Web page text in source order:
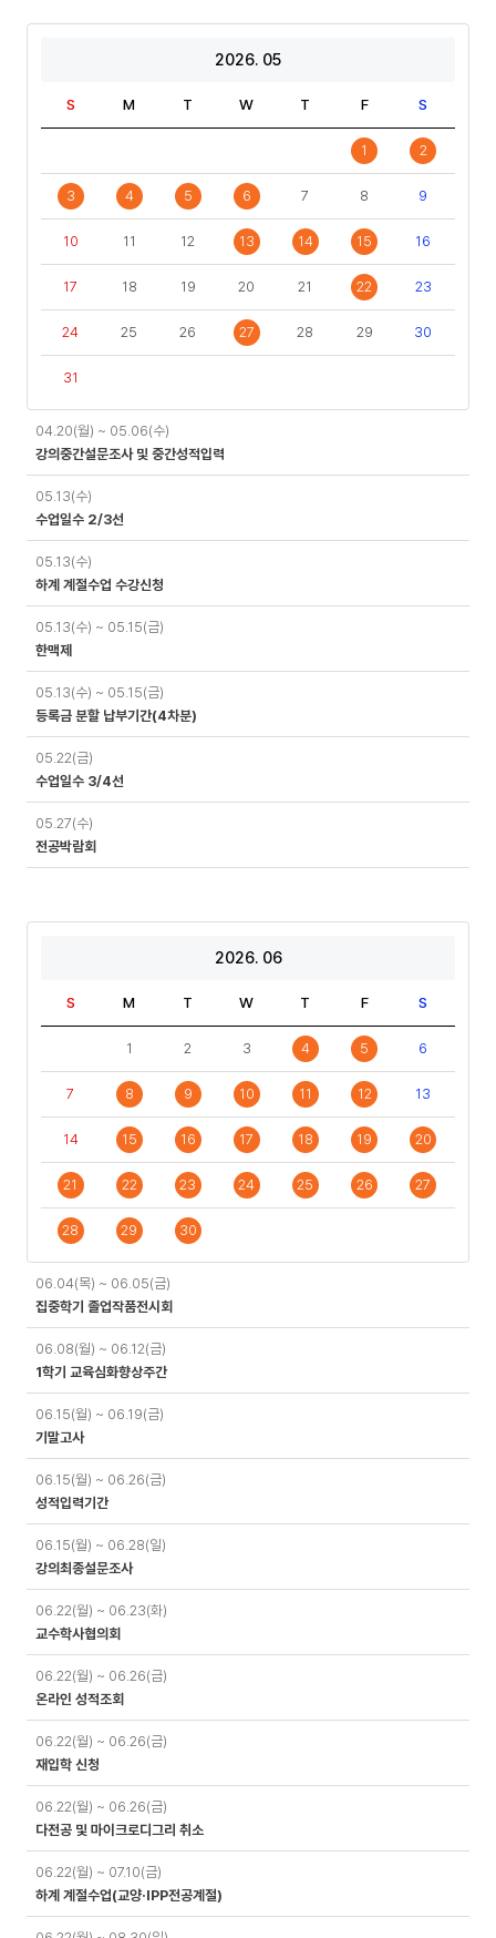
2026. 05
S M T W T F S
1 2
3 4 5 6 7 8 9
10 11 12 13 14 15 16
17 18 19 20 21 22 23
24 25 26 27 28 29 30
31
정
04.20(월) ~ 05.06(수)
강의중간설문조사 및 중간성적입력
05.13(수)
수업일수 2/3선
05.13(수)
하계 계절수업 수강신청
05.13(수) ~ 05.15(금)
한맥제
05.13(수) ~ 05.15(금)
등록금 분할 납부기간(4차분)
05.22(금)
수업일수 3/4선
05.27(수)
전공박람회
2026. 06
S M T W T F S
1 2 3 4 5 6
7 8 9 10 11 12 13
14 15 16 17 18 19 20
21 22 23 24 25 26 27
28 29 30
정
06.04(목) ~ 06.05(금)
집중학기 졸업작품전시회
06.08(월) ~ 06.12(금)
1학기 교육심화향상주간
06.15(월) ~ 06.19(금)
기말고사
06.15(월) ~ 06.26(금)
성적입력기간
06.15(월) ~ 06.28(일)
강의최종설문조사
06.22(월) ~ 06.23(화)
교수학사협의회
06.22(월) ~ 06.26(금)
온라인 성적조회
06.22(월) ~ 06.26(금)
재입학 신청
06.22(월) ~ 06.26(금)
다전공 및 마이크로디그리 취소
06.22(월) ~ 07.10(금)
하계 계절수업(교양·IPP전공계절)